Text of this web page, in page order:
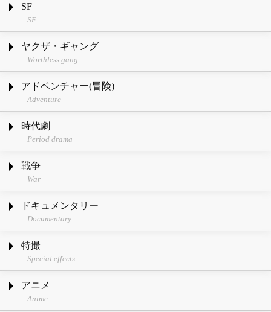
SF
SF
ヤクザ・ギャング
Worthless gang
アドベンチャー(冒険)
Adventure
時代劇
Period drama
戦争
War
ドキュメンタリー
Documentary
特撮
Special effects
アニメ
Anime